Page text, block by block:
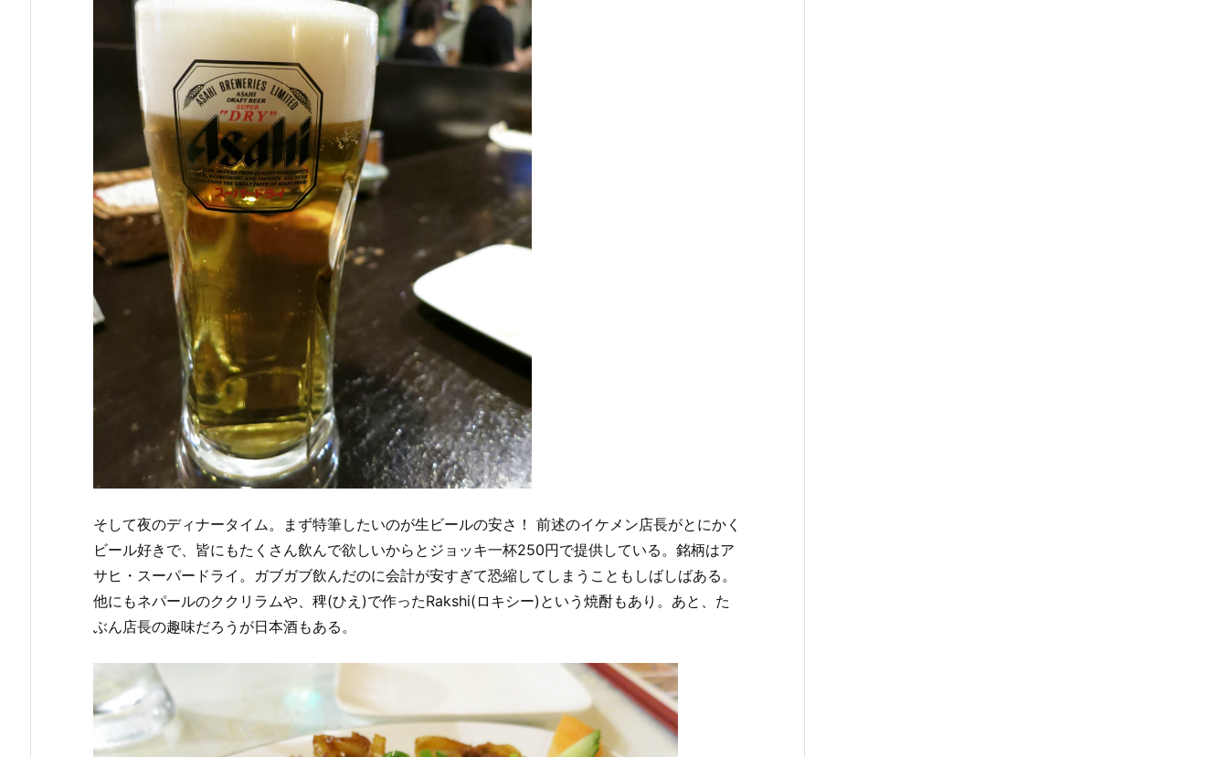
そして夜のディナータイム。まず特筆したいのが生ビールの安さ！ 前述のイケメン店長がとにかく
ビール好きで、皆にもたくさん飲んで欲しいからとジョッキ一杯250円で提供している。銘柄はア
サヒ・スーパードライ。ガブガブ飲んだのに会計が安すぎて恐縮してしまうこともしばしばある。
他にもネパールのククリラムや、稗(ひえ)で作ったRakshi(ロキシー)という焼酎もあり。あと、た
ぶん店長の趣味だろうが日本酒もある。